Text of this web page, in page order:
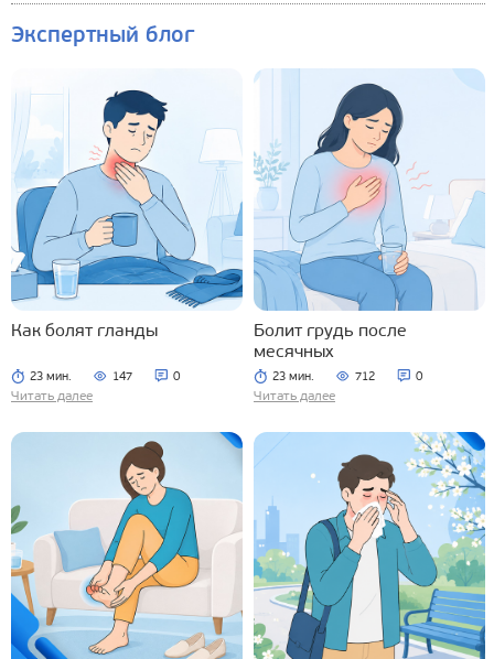
Экспертный блог
Как болят гланды
23 мин. 147 0
Читать далее
Болит грудь после
месячных
23 мин. 712 0
Читать далее